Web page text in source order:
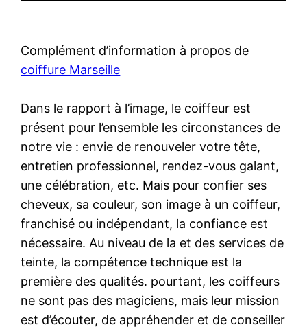
Complément d’information à propos de
coiffure Marseille
Dans le rapport à l’image, le coiffeur est
présent pour l’ensemble les circonstances de
notre vie : envie de renouveler votre tête,
entretien professionnel, rendez-vous galant,
une célébration, etc. Mais pour confier ses
cheveux, sa couleur, son image à un coiffeur,
franchisé ou indépendant, la confiance est
nécessaire. Au niveau de la et des services de
teinte, la compétence technique est la
première des qualités. pourtant, les coiffeurs
ne sont pas des magiciens, mais leur mission
est d’écouter, de appréhender et de conseiller